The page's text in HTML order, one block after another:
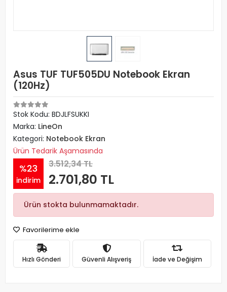
Asus TUF TUF505DU Notebook Ekran
(120Hz)
Stok Kodu: BDJLFSUKKI
Marka: LineOn
Kategori: Notebook Ekran
Ürün Tedarik Aşamasında
%23
indirim
3.512,34 TL
2.701,80 TL
Ürün stokta bulunmamaktadır.
Favorilerime ekle
Hızlı Gönderi Güvenli Alışveriş İade ve Değişim